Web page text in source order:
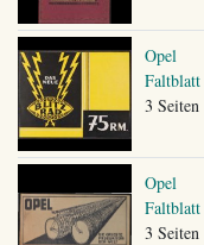
Opel
Faltblatt
3 Seiten
Opel
Faltblatt
3 Seiten